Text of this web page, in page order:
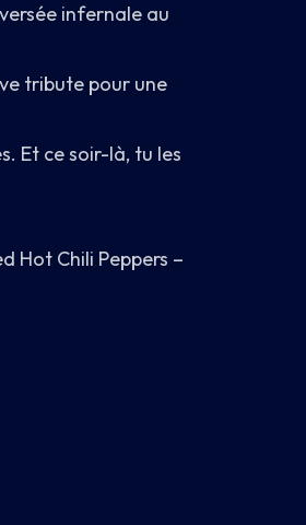
infernale au
tribute pour une
Et ce soir-là, tu les
Hot Chili Peppers –